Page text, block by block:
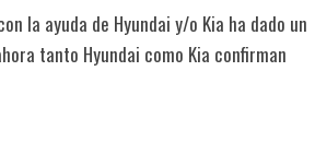
la ayuda de Hyundai y/o Kia ha dado un
tanto Hyundai como Kia confirman